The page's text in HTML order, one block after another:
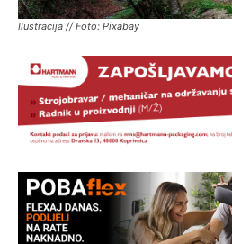
Ilustracija // Foto: Pixabay